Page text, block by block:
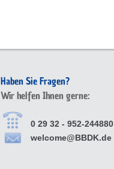
Haben Sie Fragen?
Wir helfen Ihnen gerne:
0 29 32 - 952-244880
welcome@BBDK.de